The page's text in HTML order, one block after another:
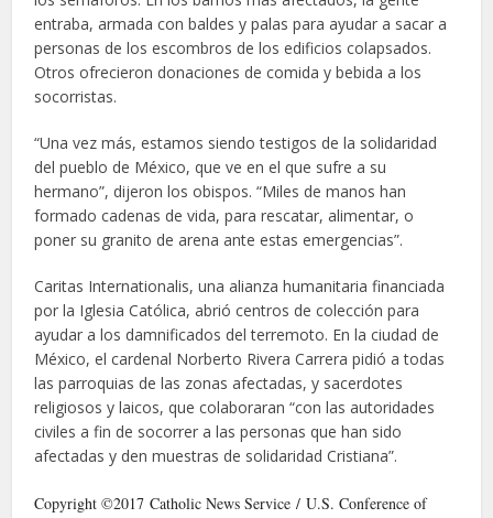
entraba, armada con baldes y palas para ayudar a sacar a
personas de los escombros de los edificios colapsados.
Otros ofrecieron donaciones de comida y bebida a los
socorristas.
“Una vez más, estamos siendo testigos de la solidaridad
del pueblo de México, que ve en el que sufre a su
hermano”, dijeron los obispos. “Miles de manos han
formado cadenas de vida, para rescatar, alimentar, o
poner su granito de arena ante estas emergencias”.
Caritas Internationalis, una alianza humanitaria financiada
por la Iglesia Católica, abrió centros de colección para
ayudar a los damnificados del terremoto. En la ciudad de
México, el cardenal Norberto Rivera Carrera pidió a todas
las parroquias de las zonas afectadas, y sacerdotes
religiosos y laicos, que colaboraran “con las autoridades
civiles a fin de socorrer a las personas que han sido
afectadas y den muestras de solidaridad Cristiana”.
Copyright ©2017 Catholic News Service / U.S. Conference of